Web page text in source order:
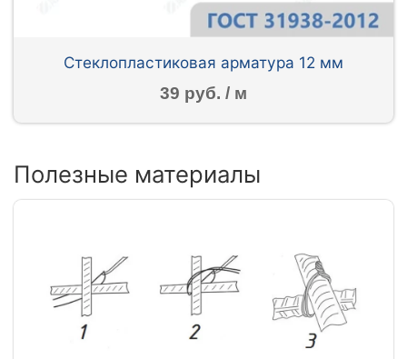
Стеклопластиковая арматура 12 мм
39 руб. / м
Полезные материалы